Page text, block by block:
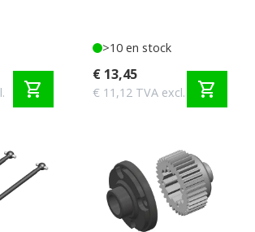
shopping_cart
>10 en stock
€ 13,45
€ 11,12 TVA excl. shopping_cart